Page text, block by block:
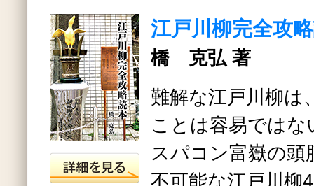
江戸川柳完全攻
橋 克弘 著
難解な江戸川柳は
ことは容易ではな
スパコン富嶽の頭
不可能な江戸川柳